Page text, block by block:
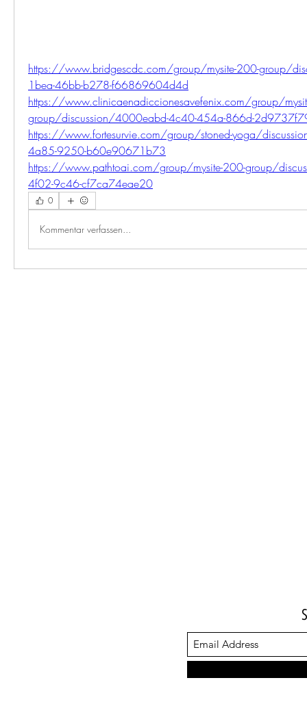
https://www.bridgescdc.com/group/mysite-200-group/
1bea-46bb-b278-f66869604d4d
https://www.clinicaenadiccionesavefenix.com/group/
group/discussion/4000eabd-4c40-454a-866d-
https://www.fortesurvie.com/group/stoned-yoga/
4a85-9250-b60e90671b73
https://www.pathtoai.com/group/mysite-200-group/
4f02-9c46-cf7ca74eae20
0
Kommentar verfassen...